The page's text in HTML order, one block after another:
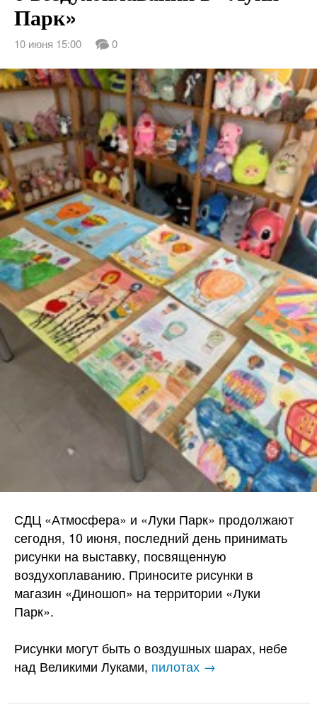
Парк»
10 июня 15:00 0
СДЦ «Атмосфера» и «Луки Парк» продолжают
сегодня, 10 июня, последний день принимать
рисунки на выставку, посвященную
воздухоплаванию. Приносите рисунки в
магазин «Диношоп» на территории «Луки
Парк».
Рисунки могут быть о воздушных шарах, небе
над Великими Луками, пилотах →